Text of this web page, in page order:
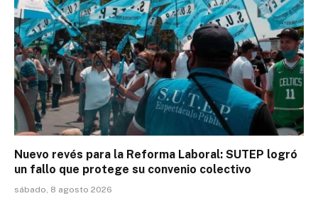
Nuevo revés para la Reforma Laboral: SUTEP logró
un fallo que protege su convenio colectivo
sábado, 8 agosto 2026